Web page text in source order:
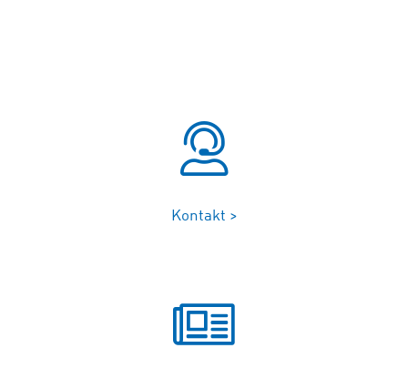
Kontakt >